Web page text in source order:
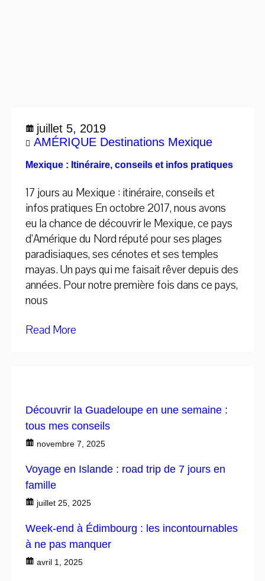
juillet 5, 2019
AMÉRIQUE Destinations Mexique
Mexique : Itinéraire, conseils et infos pratiques
17 jours au Mexique : itinéraire, conseils et
infos pratiques En octobre 2017, nous avons
eu la chance de découvrir le Mexique, ce pays
d’Amérique du Nord réputé pour ses plages
paradisiaques, ses cénotes et ses temples
mayas. Un pays qui me faisait rêver depuis des
années. Pour notre première fois dans ce pays,
nous
Read More
Découvrir la Guadeloupe en une semaine :
tous mes conseils
novembre 7, 2025
Voyage en Islande : road trip de 7 jours en
famille
juillet 25, 2025
Week-end à Édimbourg : les incontournables
à ne pas manquer
avril 1, 2025